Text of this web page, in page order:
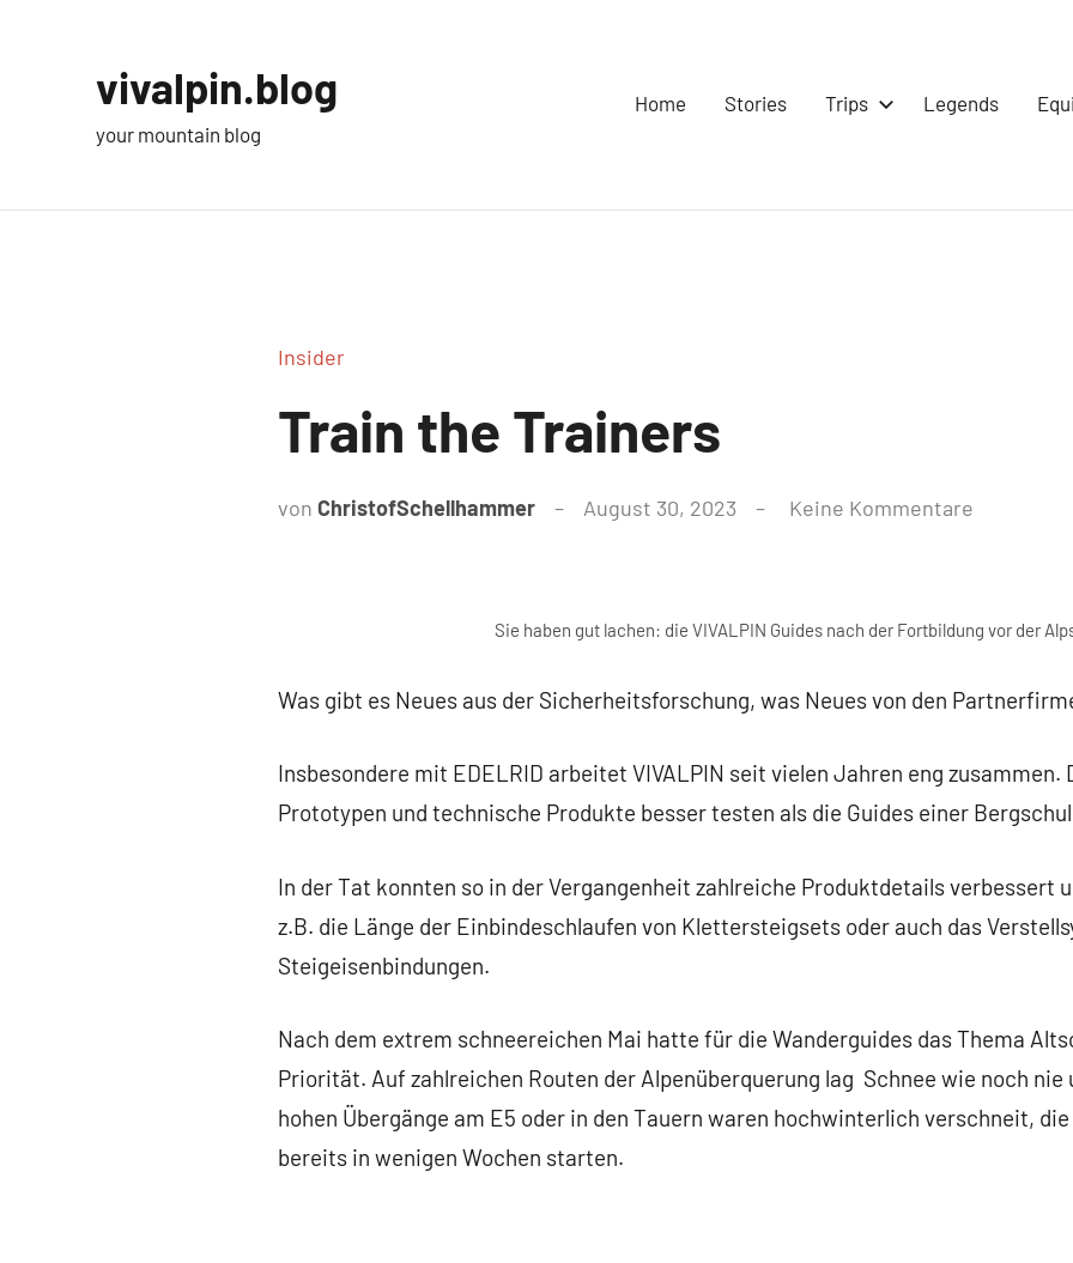
vivalpin.blog
your mountain blog
Home Stories Trips Legends
Insider
Train the Trainers
von ChristofSchellhammer August 30, 2023 Keine Kommentare
Sie haben gut lachen: die VIVALPIN Guides nach der Fortbildung vor der
Was gibt es Neues aus der Sicherheitsforschung, was Neues von den
Insbesondere mit EDELRID arbeitet VIVALPIN seit vielen Jahren eng zusammen.
Prototypen und technische Produkte besser testen als die Guides einer
In der Tat konnten so in der Vergangenheit zahlreiche Produktdetails verbessert
z.B. die Länge der Einbindeschlaufen von Klettersteigsets oder auch das
Steigeisenbindungen.
Nach dem extrem schneereichen Mai hatte für die Wanderguides das Thema
Priorität. Auf zahlreichen Routen der Alpenüberquerung lag Schnee wie noch nie
hohen Übergänge am E5 oder in den Tauern waren hochwinterlich verschneit,
bereits in wenigen Wochen starten.